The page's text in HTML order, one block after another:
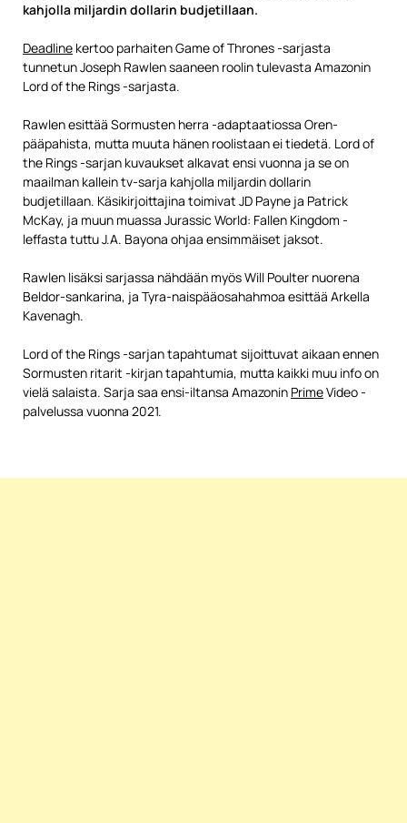
kahjolla miljardin dollarin budjetillaan.
Deadline kertoo parhaiten Game of Thrones -sarjasta
tunnetun Joseph Rawlen saaneen roolin tulevasta Amazonin
Lord of the Rings -sarjasta.
Rawlen esittää Sormusten herra -adaptaatiossa Oren-
pääpahista, mutta muuta hänen roolistaan ei tiedetä. Lord of
the Rings -sarjan kuvaukset alkavat ensi vuonna ja se on
maailman kallein tv-sarja kahjolla miljardin dollarin
budjetillaan. Käsikirjoittajina toimivat JD Payne ja Patrick
McKay, ja muun muassa Jurassic World: Fallen Kingdom -
leffasta tuttu J.A. Bayona ohjaa ensimmäiset jaksot.
Rawlen lisäksi sarjassa nähdään myös Will Poulter nuorena
Beldor-sankarina, ja Tyra-naispääosahahmoa esittää Arkella
Kavenagh.
Lord of the Rings -sarjan tapahtumat sijoittuvat aikaan ennen
Sormusten ritarit -kirjan tapahtumia, mutta kaikki muu info on
vielä salaista. Sarja saa ensi-iltansa Amazonin PrimeVideo -
palvelussa vuonna 2021.